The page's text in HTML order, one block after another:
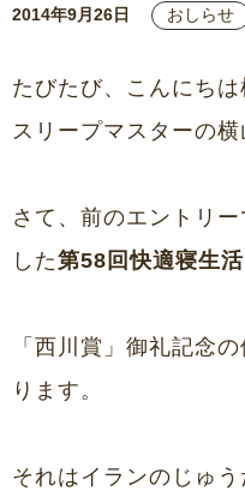
2014年9月26日 おしらせ
たびたび、こんにち
スリープマスターの横
さて、 前のエントリー
した第58回快適寝生活
「西川賞」御礼記念
ります。
それはイランのじゅう